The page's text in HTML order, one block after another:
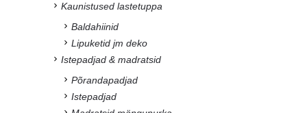
Kaunistused lastetuppa
Baldahiinid
Lipuketid jm deko
Istepadjad & madratsid
Põrandapadjad
Istepadjad